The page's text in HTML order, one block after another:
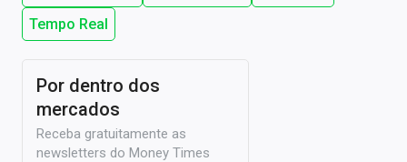
Tempo Real
Por dentro dos
mercados
Receba gratuitamente as
newsletters do Money Times